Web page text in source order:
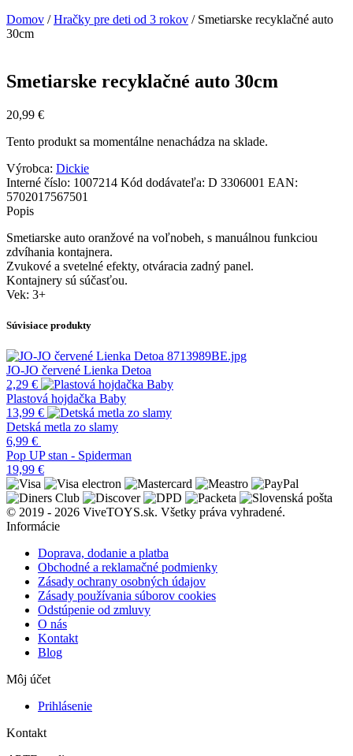
Domov /Hračky pre deti od 3 rokov / Smetiarske recyklačné auto
30cm
Smetiarske recyklačné auto 30cm
20,99 €
Tento produkt sa momentálne nenachádza na sklade.
Výrobca: Dickie
Interné číslo: 1007214 Kód dodávateľa: D 3306001 EAN:
5702017567501
Popis
Smetiarske auto oranžové na voľnobeh, s manuálnou funkciou
zdvíhania kontajnera.
Zvukové a svetelné efekty, otváracia zadný panel.
Kontajnery sú súčasťou.
Vek: 3+
Súvisiace produkty
JO-JO červené Lienka Detoa
2,29 €
Plastová hojdačka Baby
13,99 €
Detská metla zo slamy
6,99 €
Pop UP stan - Spiderman
19,99 €
© 2019 - 2026 ViveTOYS.sk. Všetky práva vyhradené.
Informácie
Doprava, dodanie a platba
Obchodné a reklamačné podmienky
Zásady ochrany osobných údajov
Zásady používania súborov cookies
Odstúpenie od zmluvy
O nás
Kontakt
Blog
Môj účet
Prihlásenie
Kontakt